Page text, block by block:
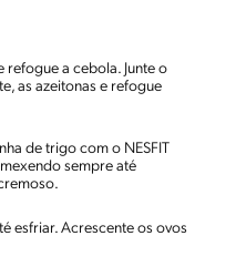
refogue a cebola. Junte o
as azeitonas e refogue
de trigo com o NESFIT
sempre até
esfriar. Acrescente os ovos